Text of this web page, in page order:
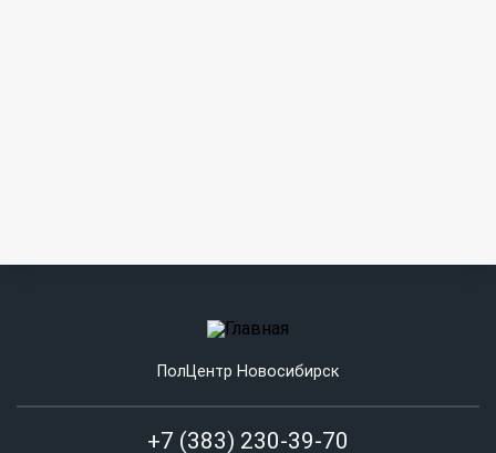
ПолЦентр Новосибирск
+7 (383) 230-39-70